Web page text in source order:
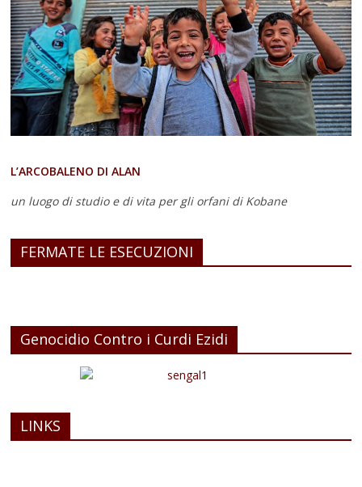
L’ARCOBALENO DI ALAN
un luogo di studio e di vita per gli orfani di Kobane
FERMATE LE ESECUZIONI
Genocidio Contro i Curdi Ezidi
LINKS